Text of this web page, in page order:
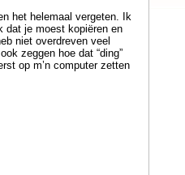
het helemaal vergeten. Ik
dat je moest kopiëren en
niet overdreven veel
zeggen hoe dat “ding”
op m’n computer zetten